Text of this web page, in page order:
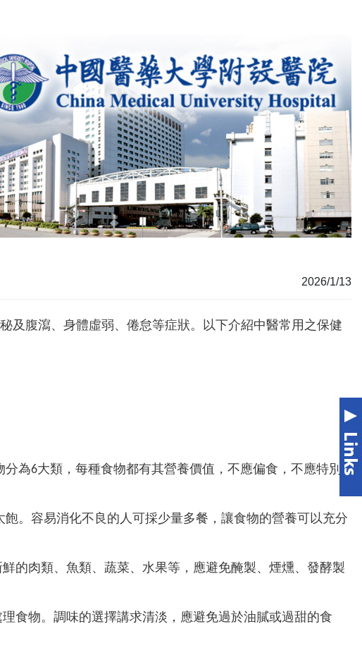
2026/1/13
及腹瀉、身體虛弱、倦怠等症狀。以下介紹中醫常用之保健
為6大類，每種食物都有其營養價值，不應偏食，不應特別
。容易消化不良的人可採少量多餐，讓食物的營養可以充分
的肉類、魚類、蔬菜、水果等，應避免醃製、煙燻、發酵製
食物。調味的選擇講求清淡，應避免過於油膩或過甜的食